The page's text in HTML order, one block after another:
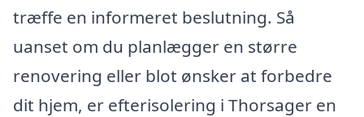
træffe en informeret beslutning. Så
uanset om du planlægger en større
renovering eller blot ønsker at forbedre
dit hjem, er efterisolering i Thorsager en